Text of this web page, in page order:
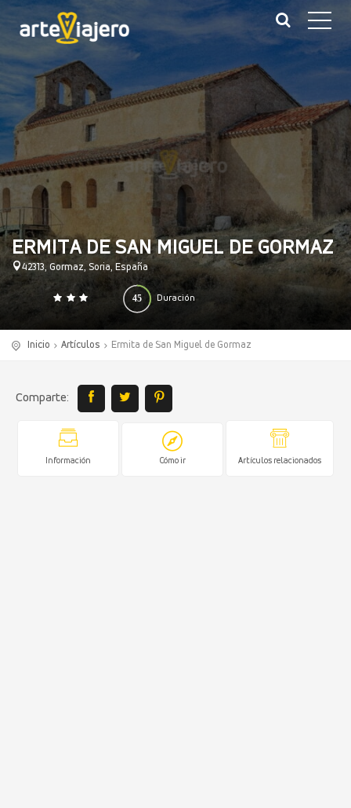
ERMITA DE SAN MIGUEL DE GORMAZ
42313, Gormaz, Soria, España
Duración
45
0 140
Inicio Artículos Ermita de San Miguel de Gormaz
Comparte:
Información Cómo ir Artículos relacionados